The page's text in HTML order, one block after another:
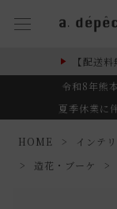
【配送
令和8年熊
夏季休業に
HOME インテ
造花・ブーケ